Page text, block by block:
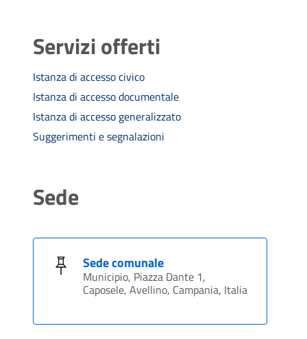
Servizi offerti
Istanza di accesso civico
Istanza di accesso documentale
Istanza di accesso generalizzato
Suggerimenti e segnalazioni
Sede
Sede comunale
Municipio, Piazza Dante 1,
Caposele, Avellino, Campania, Italia